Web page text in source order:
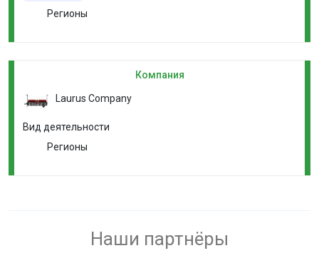
Регионы
Компания
Laurus Company
Вид деятельности
Регионы
Наши партнёры